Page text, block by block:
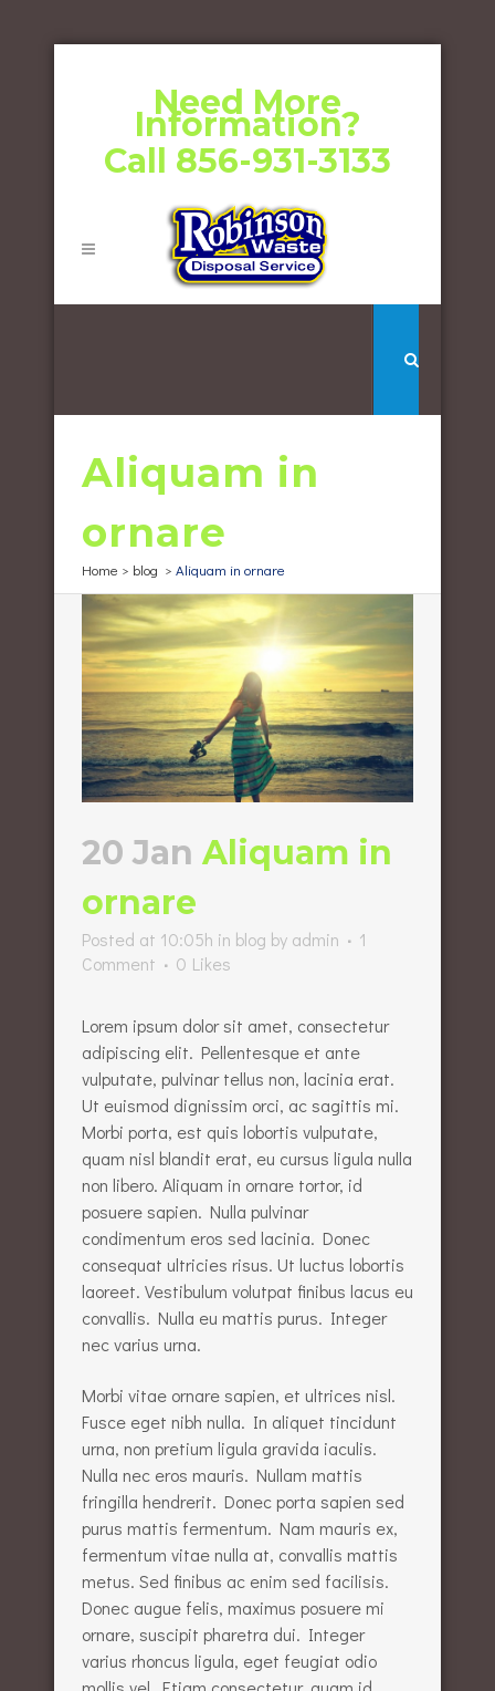
Need More
Information?
Call 856-931-3133
Aliquam in
ornare
Home > blog > Aliquam in ornare
20 Jan Aliquam in
ornare
Posted at 10:05h in blog by admin
1
Comment
0 Likes
Lorem ipsum dolor sit amet, consectetur
adipiscing elit. Pellentesque et ante
vulputate, pulvinar tellus non, lacinia erat.
Ut euismod dignissim orci, ac sagittis mi.
Morbi porta, est quis lobortis vulputate,
quam nisl blandit erat, eu cursus ligula nulla
non libero. Aliquam in ornare tortor, id
posuere sapien. Nulla pulvinar
condimentum eros sed lacinia. Donec
consequat ultricies risus. Ut luctus lobortis
laoreet. Vestibulum volutpat finibus lacus eu
convallis. Nulla eu mattis purus. Integer
nec varius urna.
Morbi vitae ornare sapien, et ultrices nisl.
Fusce eget nibh nulla. In aliquet tincidunt
urna, non pretium ligula gravida iaculis.
Nulla nec eros mauris. Nullam mattis
fringilla hendrerit. Donec porta sapien sed
purus mattis fermentum. Nam mauris ex,
fermentum vitae nulla at, convallis mattis
metus. Sed finibus ac enim sed facilisis.
Donec augue felis, maximus posuere mi
ornare, suscipit pharetra dui. Integer
varius rhoncus ligula, eget feugiat odio